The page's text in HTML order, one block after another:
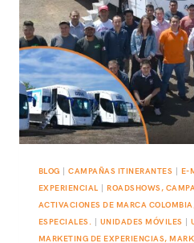
ES
SU
ALCANCE
ESTRATÉGICO?
BLOG |CAMPAÑAS ITINERANTES E-
EXPERIENCIAL
ROADSHOWS,
ACTIVACIONES DE MARCA
ESPECIALES.
UNIDADES MÓVILES |
MARKETING DE EXPERIENCIAS,